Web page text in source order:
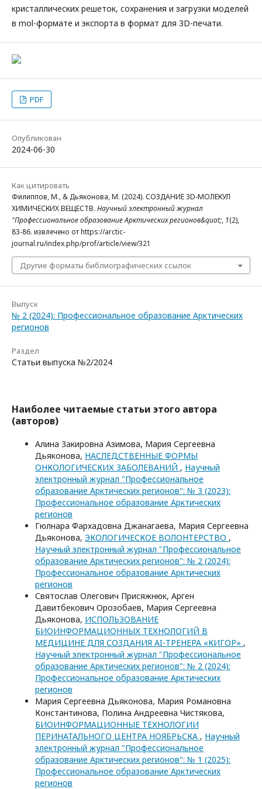
кристаллических решеток, сохранения и загрузки моделей
в mоl-формате и экспорта в формат для 3D-печати.
PDF
Опубликован
2024-06-30
Как цитировать
Филиппов, М., & Дьяконова, М. (2024). СОЗДАНИЕ 3D-МОЛЕКУЛ
ХИМИЧЕСКИХ ВЕЩЕСТВ. Научный электронный журнал
"Профессиональное образование Арктических регионов&quot;, 1(2),
83-86. извлечено от https://arctic-
journal.ru/index.php/prof/article/view/321
Другие форматы библиографических ссылок
Выпуск
№ 2 (2024): Профессиональное образование Арктических
регионов
Раздел
Статьи выпуска №2/2024
Наиболее читаемые статьи этого автора
(авторов)
Алина Закировна Азимова, Мария Сергеевна
Дьяконова, НАСЛЕДСТВЕННЫЕ ФОРМЫ
ОНКОЛОГИЧЕСКИХ ЗАБОЛЕВАНИЙ , Научный
электронный журнал "Профессиональное
образование Арктических регионов": № 3 (2023):
Профессиональное образование Арктических
регионов
Гюлнара Фархадовна Джанагаева, Мария Сергеевна
Дьяконова, ЭКОЛОГИЧЕСКОЕ ВОЛОНТЕРСТВО ,
Научный электронный журнал "Профессиональное
образование Арктических регионов": № 2 (2024):
Профессиональное образование Арктических
регионов
Святослав Олегович Присяжнюк, Арген
Давитбекович Орозобаев, Мария Сергеевна
Дьяконова, ИСПОЛЬЗОВАНИЕ
БИОИНФОРМАЦИОННЫХ ТЕХНОЛОГИЙ В
МЕДИЦИНЕ ДЛЯ СОЗДАНИЯ AI-ТРЕНЕРА «КИГОР» ,
Научный электронный журнал "Профессиональное
образование Арктических регионов": № 2 (2024):
Профессиональное образование Арктических
регионов
Мария Сергеевна Дьяконова, Мария Романовна
Константинова, Полина Андреевна Чистякова,
БИОИНФОРМАЦИОННЫЕ ТЕХНОЛОГИИ
ПЕРИНАТАЛЬНОГО ЦЕНТРА НОЯБРЬСКА , Научный
электронный журнал "Профессиональное
образование Арктических регионов": № 1 (2025):
Профессиональное образование Арктических
регионов